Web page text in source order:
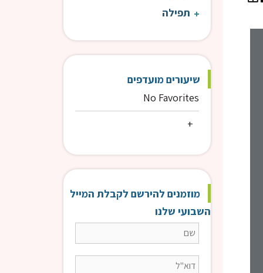
שיעור כללי
תפילה
שיעורים מועדפים
No Favorites
מוזמנים להירשם לקבלת המייל
השבועי שלנו